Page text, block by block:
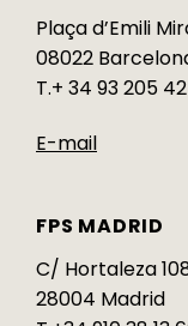
Plaça d’Emili
08022
T.+ 34 93 205 42
E-mail
FPS MADRID
C/ Hortaleza
28004 Madrid